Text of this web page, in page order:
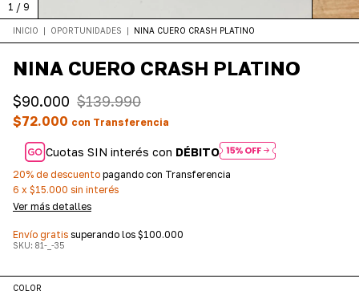
1 / 9
INICIO | OPORTUNIDADES | NINA CUERO CRASH PLATINO
NINA CUERO CRASH PLATINO
$90.000 $139.990
$72.000 con Transferencia
Cuotas SIN interés con DÉBITO
20% de descuento pagando con Transferencia
6 x $15.000 sin interés
Ver más detalles
Envío gratis superando los $100.000
SKU: 81-_-35
COLOR